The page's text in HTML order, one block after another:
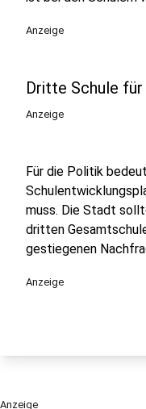
Anzeige
Dritte Schule
Anzeige
Für die Politik
muss. Die Stadt
dritten
gestiegenen
Anzeige
Anzeige